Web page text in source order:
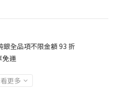
銀全品項不限金額 93 折
免運
更多